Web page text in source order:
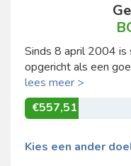
Sinds 8 april 2004 is
opgericht als een
lees meer >
€557,51
Kies een ander